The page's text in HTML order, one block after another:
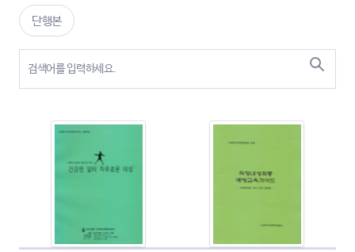
단행본